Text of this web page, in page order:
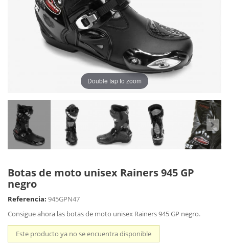
Double tap to zoom
Botas de moto unisex Rainers 945 GP
negro
Referencia: 945GPN47
Consigue ahora las botas de moto unisex Rainers 945 GP negro.
Este producto ya no se encuentra disponible